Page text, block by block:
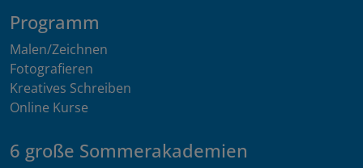
Programm
Malen/Zeichnen
Fotografieren
Kreatives Schreiben
Online Kurse
6 große Sommerakademien